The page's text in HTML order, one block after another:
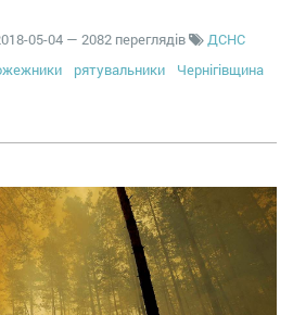
05-04 — 2082 переглядів
ДСНС
рятувальники Чернігівщина